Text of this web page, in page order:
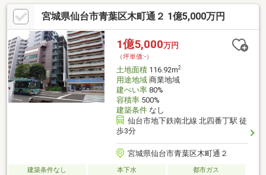
好きな建築会社を選択できます・周辺は既に建物があり、近隣状
況を考慮した設計が可能▼周辺環境・スーパー「ヨークベニマル
仙台上杉店」徒歩5分(約360m)・仙台市立上杉山通小学校 徒歩8分
(約630m)■ ご希望の住まい探しをお手伝いします
━━━━━・・・物件の詳細・ご相談はお気軽にお問い合わせく
ださい。
宮城県仙台市青葉区木町通２ 1億5,000万円
1億5,000万円
（坪単価:-）
土地面積116.92m2
用途地域商業地域
建ぺい率80%
容積率500%
建築条件なし
仙台市地下鉄南北線 北四番丁駅 徒
歩3分
宮城県仙台市青葉区木町通２
建築条件なし 本下水
都市ガス